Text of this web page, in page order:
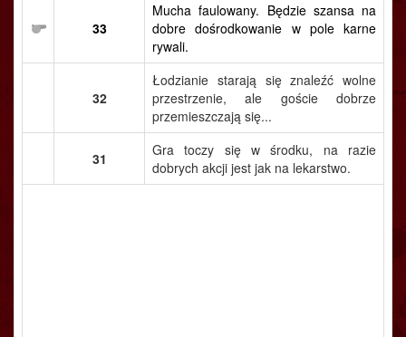
33
Mucha faulowany. Będzie szansa na
dobre dośrodkowanie w pole karne
rywali.
32
Łodzianie starają się znaleźć wolne
przestrzenie, ale goście dobrze
przemieszczają się...
31
Gra toczy się w środku, na razie
dobrych akcji jest jak na lekarstwo.